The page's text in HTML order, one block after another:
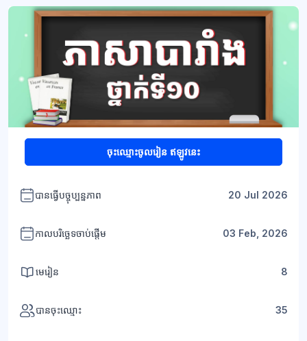
ប្លុក
ចុះឈ្មោះចូលរៀន ឥឡូវនេះ
បានធ្វើបច្ចុប្បន្នភាព 20 Jul 2026
កាលបរិច្ឆេទចាប់ផ្តើម 03 Feb, 2026
មេរៀន 8
បានចុះឈ្មោះ 35